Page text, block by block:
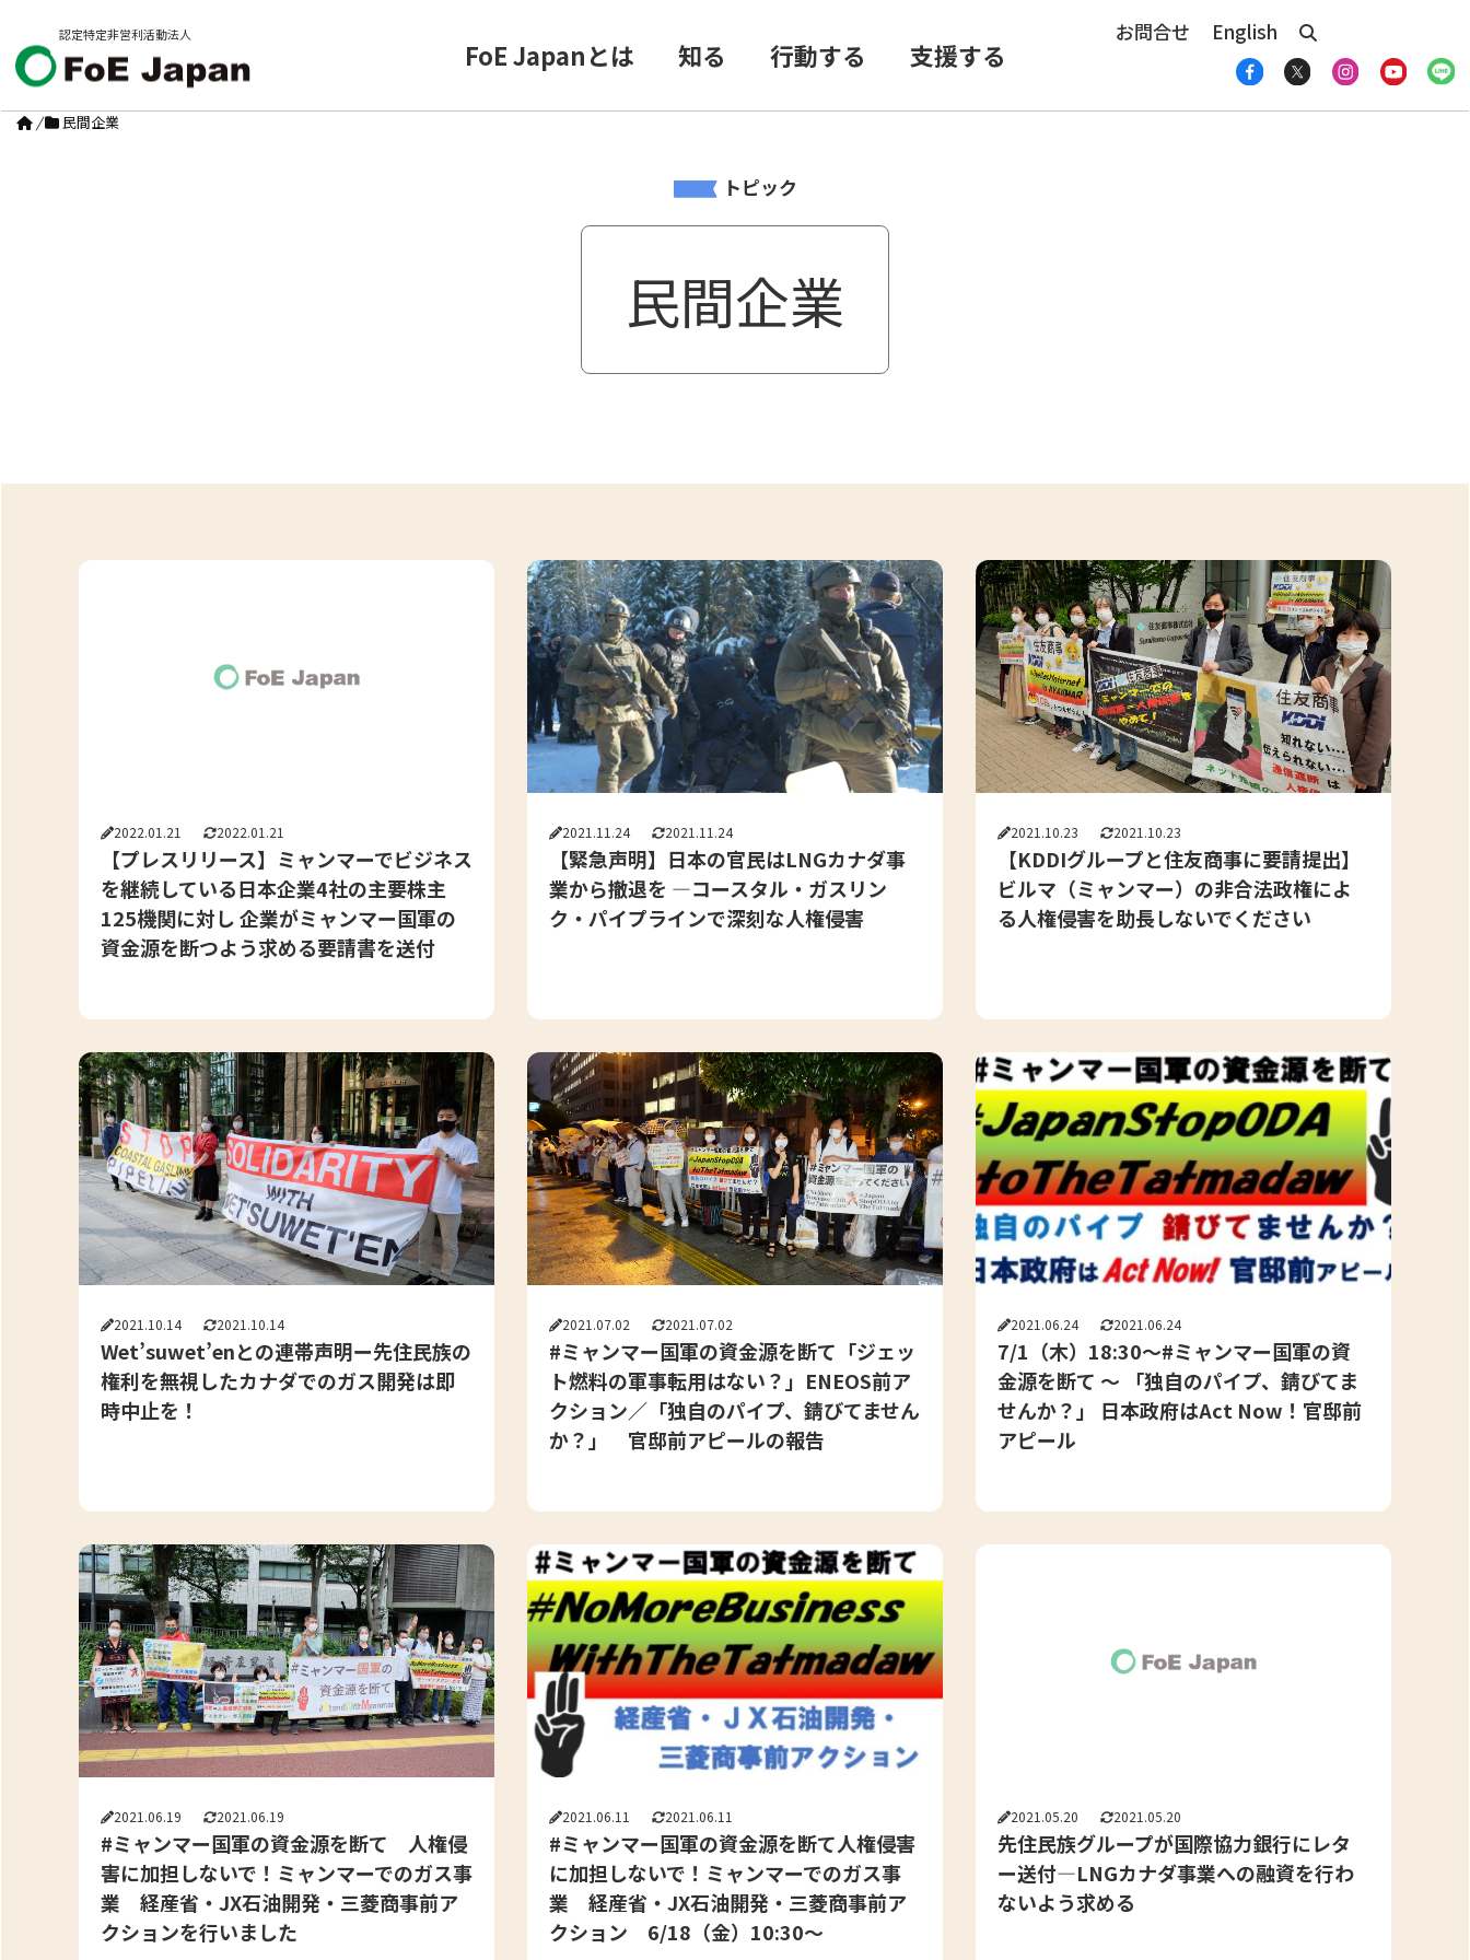
認定特定非営利活動法人
FoE Japanとは 知る 行動する 支援する
お問合せ English
/ 民間企業
トピック
民間企業
2022.01.21 2022.01.21
【プレスリリース】ミャンマーでビジネス
を継続している日本企業4社の主要株主
125機関に対し 企業がミャンマー国軍の
資金源を断つよう求める要請書を送付
2021.11.24 2021.11.24
【緊急声明】日本の官民はLNGカナダ事
業から撤退を ―コースタル・ガスリン
ク・パイプラインで深刻な人権侵害
2021.10.23 2021.10.23
【KDDIグループと住友商事に要請提出】
ビルマ（ミャンマー）の非合法政権によ
る人権侵害を助長しないでください
2021.10.14 2021.10.14
Wet’suwet’enとの連帯声明ー先住民族の
権利を無視したカナダでのガス開発は即
時中止を！
2021.07.02 2021.07.02
#ミャンマー国軍の資金源を断て「ジェッ
ト燃料の軍事転用はない？」ENEOS前ア
クション／「独自のパイプ、錆びてません
か？」 官邸前アピールの報告
2021.06.24 2021.06.24
7/1（木）18:30～#ミャンマー国軍の資
金源を断て ～ 「独自のパイプ、錆びてま
せんか？」 日本政府はAct Now！官邸前
アピール
2021.06.19 2021.06.19
#ミャンマー国軍の資金源を断て 人権侵
害に加担しないで！ミャンマーでのガス事
業 経産省・JX石油開発・三菱商事前ア
クションを行いました
2021.06.11 2021.06.11
#ミャンマー国軍の資金源を断て人権侵害
に加担しないで！ミャンマーでのガス事
業 経産省・JX石油開発・三菱商事前ア
クション 6/18（金）10:30～
2021.05.20 2021.05.20
先住民族グループが国際協力銀行にレタ
ー送付―LNGカナダ事業への融資を行わ
ないよう求める